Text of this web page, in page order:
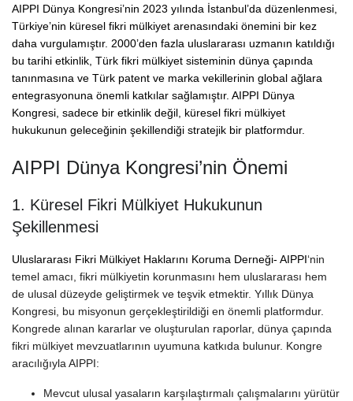
AIPPI Dünya Kongresi’nin 2023 yılında İstanbul’da düzenlenmesi,
Türkiye’nin küresel fikri mülkiyet arenasındaki önemini bir kez
daha vurgulamıştır. 2000’den fazla uluslararası uzmanın katıldığı
bu tarihi etkinlik, Türk fikri mülkiyet sisteminin dünya çapında
tanınmasına ve Türk patent ve marka vekillerinin global ağlara
entegrasyonuna önemli katkılar sağlamıştır. AIPPI Dünya
Kongresi, sadece bir etkinlik değil, küresel fikri mülkiyet
hukukunun geleceğinin şekillendiği stratejik bir platformdur.
AIPPI Dünya Kongresi’nin Önemi
1. Küresel Fikri Mülkiyet Hukukunun
Şekillenmesi
Uluslararası Fikri Mülkiyet Haklarını Koruma Derneği- AIPPI‘nin
temel amacı, fikri mülkiyetin korunmasını hem uluslararası hem
de ulusal düzeyde geliştirmek ve teşvik etmektir. Yıllık Dünya
Kongresi, bu misyonun gerçekleştirildiği en önemli platformdur.
Kongrede alınan kararlar ve oluşturulan raporlar, dünya çapında
fikri mülkiyet mevzuatlarının uyumuna katkıda bulunur. Kongre
aracılığıyla AIPPI:
Mevcut ulusal yasaların karşılaştırmalı çalışmalarını yürütür